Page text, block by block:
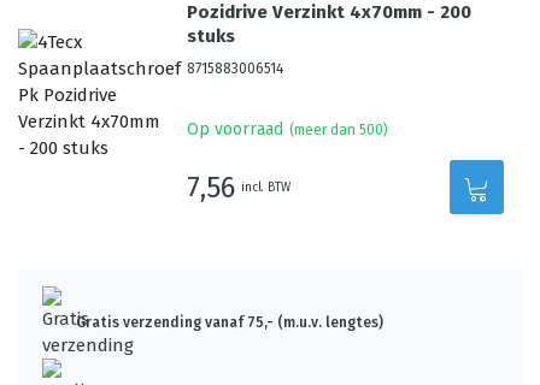
Pozidrive Verzinkt 4x70mm - 200
stuks
8715883006514
Op voorraad (meer dan 500)
7,56 incl. BTW
Gratis verzending vanaf 75,- (m.u.v. lengtes)